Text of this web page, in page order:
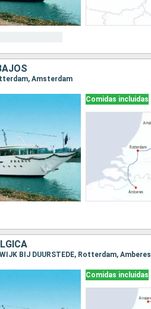
Amsterdam
Comidas incluidas
BIJ DUURSTEDE, Rotterdam, Amberes
Comidas incluidas